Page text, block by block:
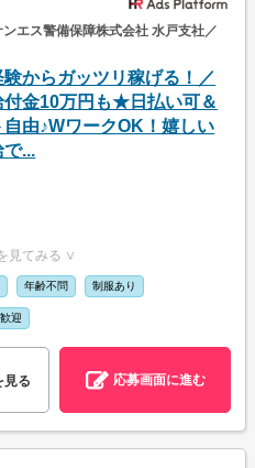
エス警備保障株式会社 水戸支社／
験からガッツリ稼げる！／
付金10万円も★日払い可＆
自由♪WワークOK！嬉しい
で...
見てみる ∨
年齢不問 制服あり
迎
見る 応募画面に進む